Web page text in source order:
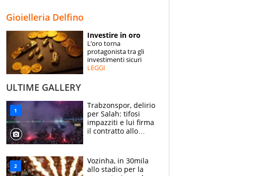
ESPERTI
CONTATTI
Gioielleria Delfino
Investire in oro
L’oro torna
protagonista tra gli
investimenti sicuri
LEGGI
ULTIME GALLERY
Trabzonspor, delirio
per Salah: tifosi
impazziti e lui firma
il contratto allo
Vozinha, in 30mila
allo stadio per la